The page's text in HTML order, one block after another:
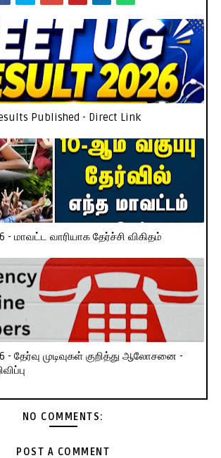
Published - Direct Link
- மாவட்ட வாரியாக தேர்ச்சி விகிதம்
- தேர்வு முடிவுகள் குறித்து ஆலோசனை -
NO COMMENTS:
POST A COMMENT